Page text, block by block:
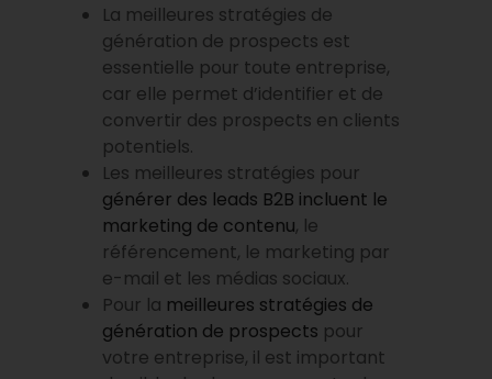
La meilleures stratégies de
génération de prospects est
essentielle pour toute entreprise,
car elle permet d’identifier et de
convertir des prospects en clients
potentiels.
Les meilleures stratégies pour
générer des leads B2B incluent le
marketing de contenu, le
référencement, le marketing par
e-mail et les médias sociaux.
Pour la meilleures stratégies de
génération de prospects pour
votre entreprise, il est important